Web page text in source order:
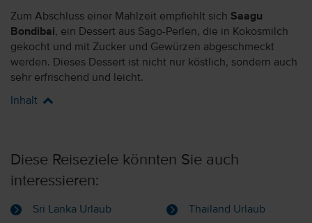
Zum Abschluss einer Mahlzeit empfiehlt sich Saagu
Bondibai, ein Dessert aus Sago-Perlen, die in Kokosmilch
gekocht und mit Zucker und Gewürzen abgeschmeckt
werden. Dieses Dessert ist nicht nur köstlich, sondern auch
sehr erfrischend und leicht.
Inhalt
Diese Reiseziele könnten Sie auch
interessieren:
Sri Lanka Urlaub Thailand Urlaub